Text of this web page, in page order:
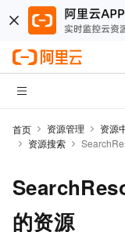
首页 资源管理 资源
资源搜索
的资源